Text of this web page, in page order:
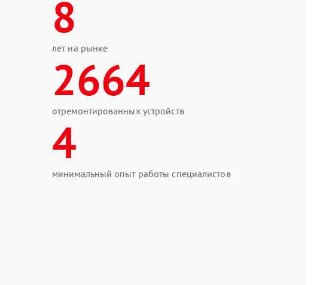
8
лет на рынке
2664
отремонтированных устройств
4
минимальный опыт работы специалистов